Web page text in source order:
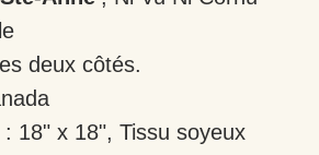
deux côtés.
18" x 18", Tissu soyeux